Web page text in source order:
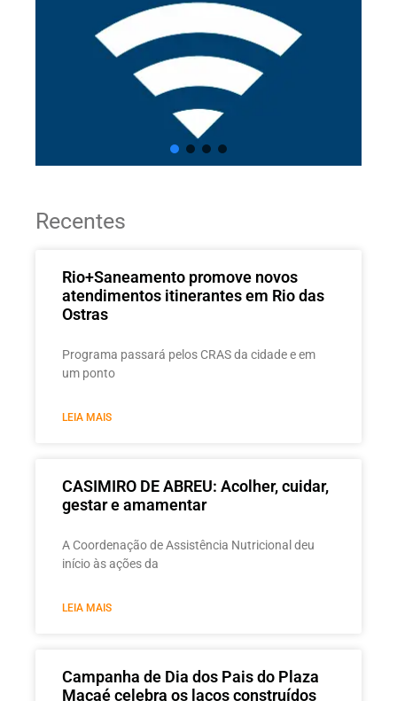
Recentes
Rio+Saneamento promove novos
atendimentos itinerantes em Rio das
Ostras
Programa passará pelos CRAS da cidade e em
um ponto
LEIA MAIS
CASIMIRO DE ABREU: Acolher, cuidar,
gestar e amamentar
A Coordenação de Assistência Nutricional deu
início às ações da
LEIA MAIS
Campanha de Dia dos Pais do Plaza
Macaé celebra os laços construídos